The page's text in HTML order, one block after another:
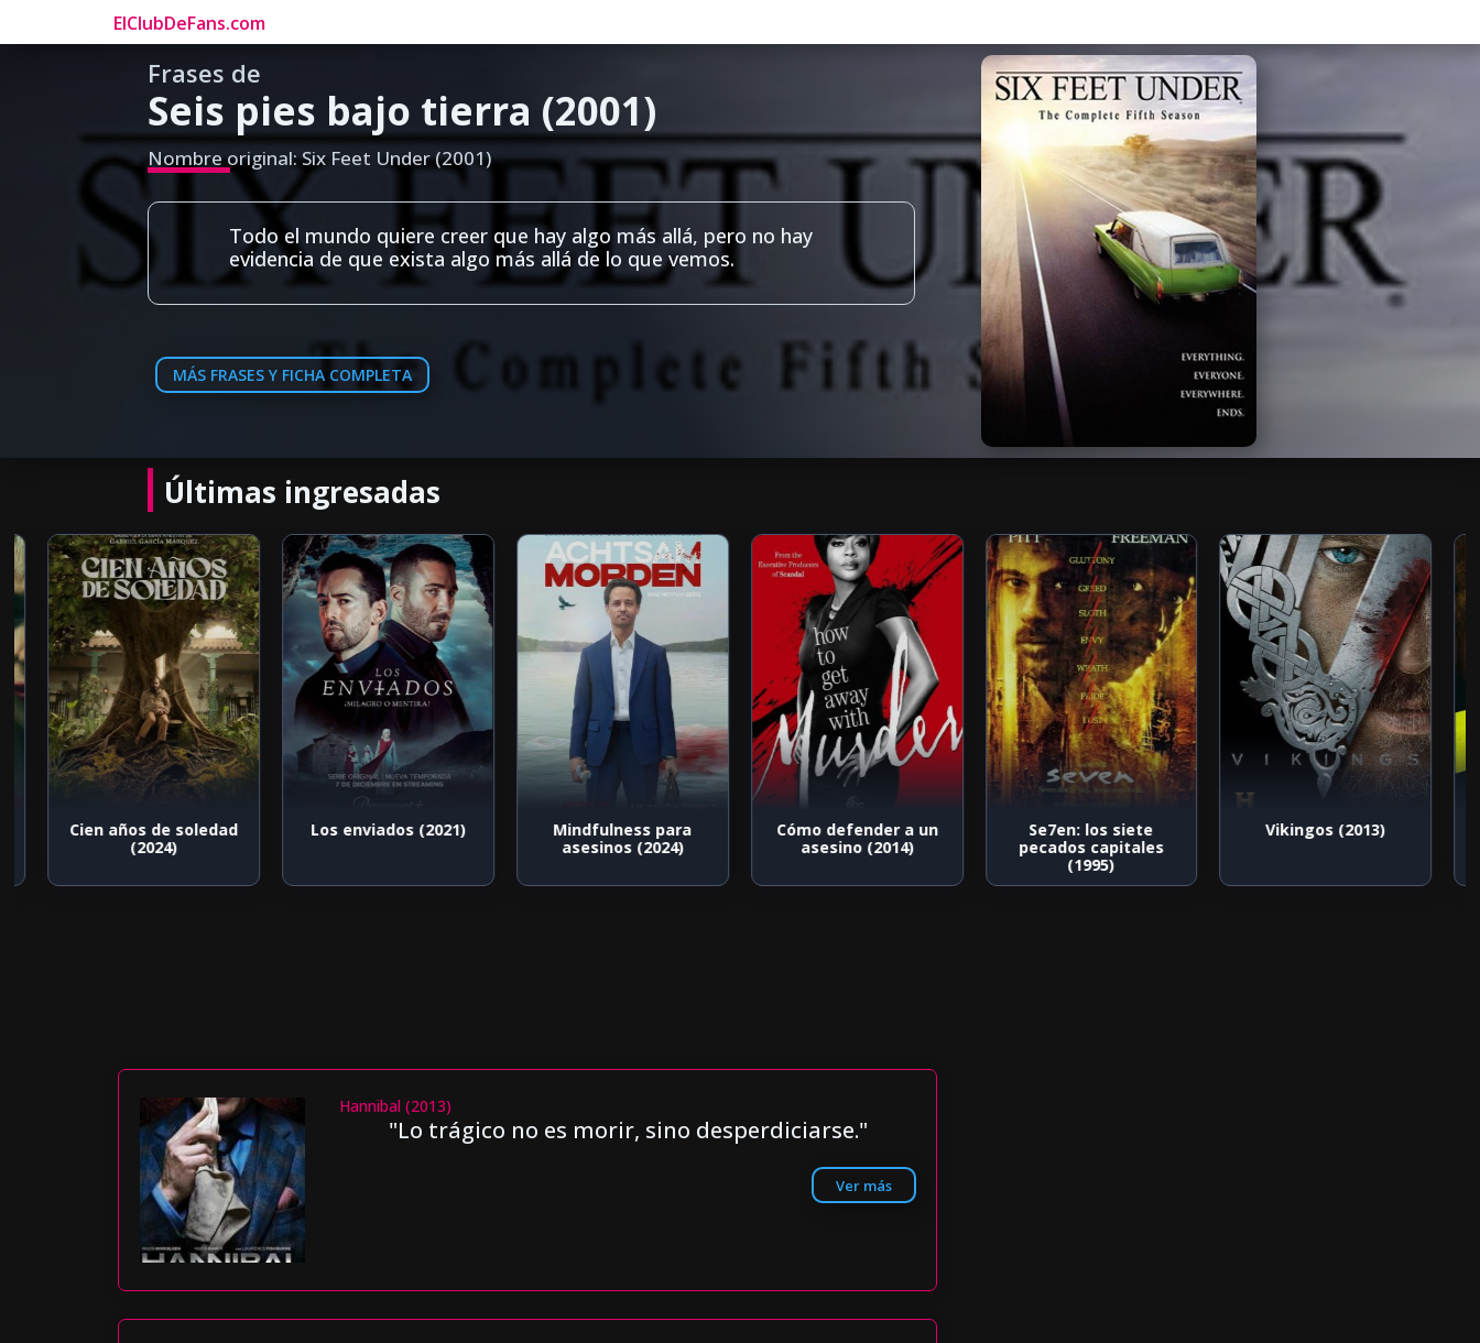
ElClubDeFans.com
Frases de
Seis pies bajo tierra (2001)
Nombre original: Six Feet Under (2001)
Todo el mundo quiere creer que hay algo más allá, pero no hay
evidencia de que exista algo más allá de lo que vemos.
MÁS FRASES Y FICHA COMPLETA
Últimas ingresadas
Cien años de soledad
(2024)
Los enviados (2021)
Mindfulness para
asesinos (2024)
Cómo defender a un
asesino (2014)
Se7en: los siete
pecados capitales
(1995)
Vikingos (2013)
Hannibal (2013)
"Lo trágico no es morir, sino desperdiciarse."
Ver más